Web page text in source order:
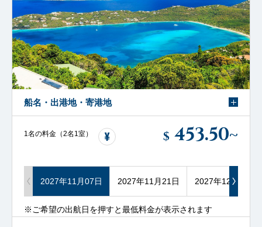
船名・出港地・寄港地
1名の料金（2名1室） $ 453.50~
2027年11月07日 2027年11月21日 2027年12月05日
※ご希望の出航日を押すと最低料金が表示されます